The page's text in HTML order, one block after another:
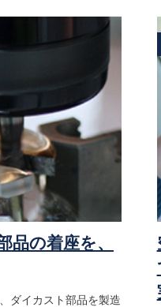
品の着座を、
ダイカスト部品を製造